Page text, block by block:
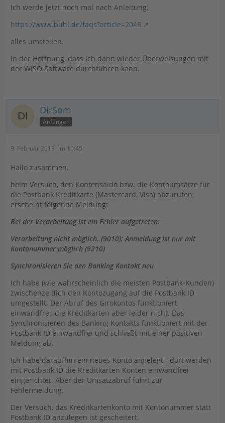
Ich werde jetzt noch mal nach Anleitung:
https://www.buhl.de/faqs?article=2048
alles umstellen.
In der Hoffnung, dass ich dann wieder Überweisungen mit
der WISO Software durchführen kann.
DirSom
Anfänger
9. Februar 2019 um 10:45
Hallo zusammen,
beim Versuch, den Kontensaldo bzw. die Kontoumsätze für
die Postbank Kreditkarte (Mastercard, Visa) abzurufen,
erscheint folgende Meldung:
Bei der Verarbeitung ist ein Fehler aufgetreten:
Verarbeitung nicht möglich. (9010); Anmeldung ist nur mit
Kontonummer möglich (9210)
Synchronisieren Sie den Banking Kontakt neu
Ich habe (wie wahrscheinlich die meisten Postbank-Kunden)
zwischenzeitlich den Kontozugang auf die Postbank ID
umgestellt. Der Abruf des Girokontos funktioniert
einwandfrei, die Kreditkarten aber leider nicht. Das
Synchronisieren des Banking Kontakts funktioniert mit der
Postbank ID einwandfrei und schließt mit einer positiven
Meldung ab.
Ich habe daraufhin ein neues Konto angelegt - dort werden
mit Postbank ID die Kreditkarten Konten einwandfrei
eingerichtet. Aber der Umsatzabruf führt zur
Fehlermeldung.
Der Versuch, das Kreditkartenkonto mit Kontonummer statt
Postbank ID anzulegen ist gescheitert.